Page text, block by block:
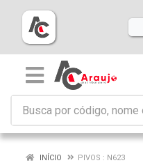
INÍCIO PIVOS : N623